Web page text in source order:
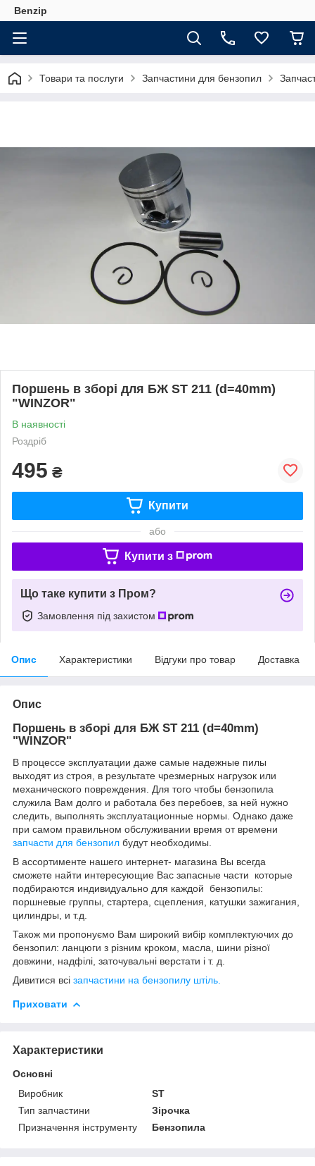
Benzip
Товари та послуги Запчастини для бензопил
Поршень в зборі для БЖ ST 211 (d=40mm)
"WINZOR"
В наявності
Роздріб
495 ₴
Купити
або
Купити з
Що таке купити з Пром?
Замовлення під захистом
Опис Характеристики Відгуки про товар Доставка
Опис
Поршень в зборі для БЖ ST 211 (d=40mm)
"WINZOR"
В процессе эксплуатации даже самые надежные пилы
выходят из строя, в результате чрезмерных нагрузок или
механического повреждения. Для того чтобы бензопила
служила Вам долго и работала без перебоев, за ней нужно
следить, выполнять эксплуатационные нормы. Однако даже
при самом правильном обслуживании время от времени
запчасти для бензопил будут необходимы.
В ассортименте нашего интернет- магазина Вы всегда
сможете найти интересующие Вас запасные части которые
подбираются индивидуально для каждой бензопилы:
поршневые группы, стартера, сцепления, катушки зажигания,
цилиндры, и т.д.
Також ми пропонуємо Вам широкий вибір комплектуючих до
бензопил: ланцюги з різним кроком, масла, шини різної
довжини, надфілі, заточувальні верстати і т. д.
Дивитися всі запчастини на бензопилу штіль.
Приховати
Характеристики
Основні
Виробник
ST
Тип запчастини
Зірочка
Призначення інструменту
Бензопила